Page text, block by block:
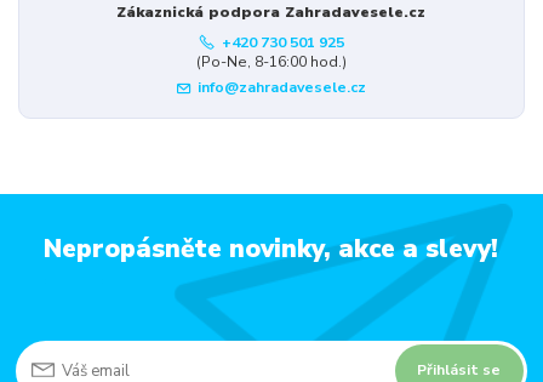
Zákaznická podpora Zahradavesele.cz
+420 730 501 925
(Po-Ne, 8-16:00 hod.)
info@zahradavesele.cz
Nepropásněte novinky, akce a slevy!
Přihlásit se